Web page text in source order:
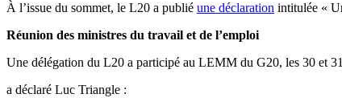
À l’issue du sommet, le L20 a publié une déclaration intitulée «
Réunion des ministres du travail et de l’emploi
Une délégation du L20 a participé au LEMM du G20, les 30 et
a déclaré Luc Triangle :